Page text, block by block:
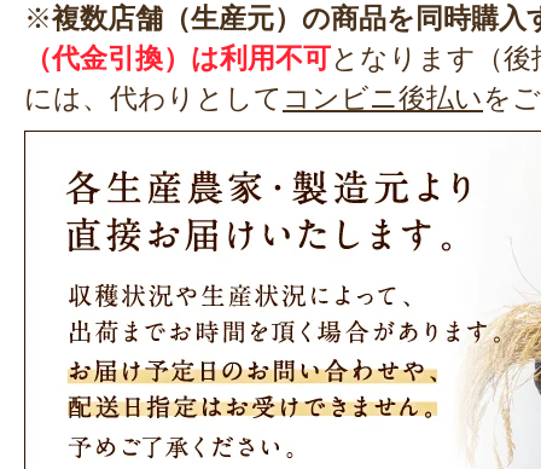
※複数店舗（生産元）の商品を同時購入
（代金引換）は利用不可となります（
には、代わりとして コンビニ後払いを